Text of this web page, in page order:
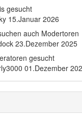
gesucht
15.Januar 2026
auch Modertoren
23.Dezember 2025
gesucht
01.Dezember